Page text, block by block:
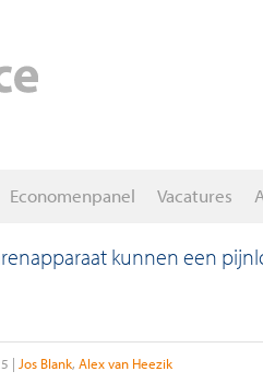
Economenpanel Vacatures
kunnen een
Jos Blank Alex van Heezik